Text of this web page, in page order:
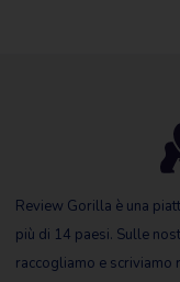
Review Gorilla è una
più di 14 paesi. Sulle
raccogliamo e scriviamo